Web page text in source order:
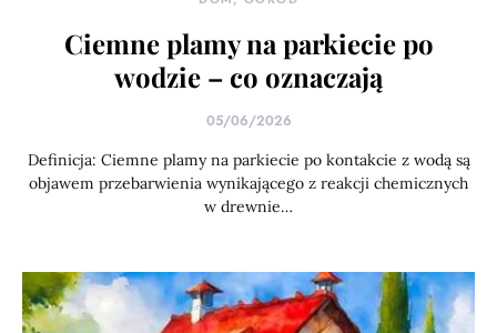
Ciemne plamy na parkiecie po
wodzie – co oznaczają
05/06/2026
Definicja: Ciemne plamy na parkiecie po kontakcie z wodą są
objawem przebarwienia wynikającego z reakcji chemicznych
w drewnie…